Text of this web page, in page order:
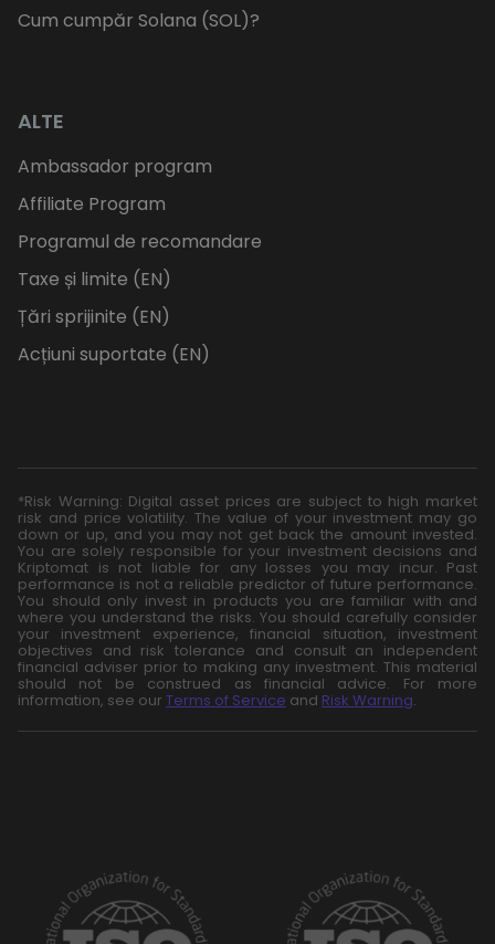
Cum cumpăr Solana (SOL)?
ALTE
Ambassador program
Affiliate Program
Programul de recomandare
Taxe și limite (EN)
Țări sprijinite (EN)
Acțiuni suportate (EN)
*Risk Warning: Digital asset prices are subject to high market
risk and price volatility. The value of your investment may go
down or up, and you may not get back the amount invested.
You are solely responsible for your investment decisions and
Kriptomat is not liable for any losses you may incur. Past
performance is not a reliable predictor of future performance.
You should only invest in products you are familiar with and
where you understand the risks. You should carefully consider
your investment experience, financial situation, investment
objectives and risk tolerance and consult an independent
financial adviser prior to making any investment. This material
should not be construed as financial advice. For more
information, see our Terms of Service and Risk Warning.